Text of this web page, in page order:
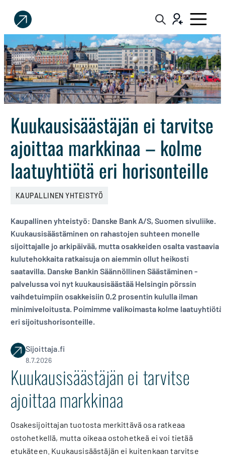
Sijoittaja.fi
Tee
parempia
sijoituspäätöksiä
Kuukausisäästäjän ei tarvitse
ajoittaa markkinaa – kolme
laatuyhtiötä eri horisonteille
KAUPALLINEN YHTEISTYÖ
Kaupallinen yhteistyö: Danske Bank A/S, Suomen sivuliike.
Kuukausisäästäminen on rahastojen suhteen monelle
sijoittajalle jo arkipäivää, mutta osakkeiden osalta vastaavia
kulutehokkaita ratkaisuja on aiemmin ollut heikosti
saatavilla. Danske Bankin Säännöllinen Säästäminen -
palvelussa voi nyt kuukausisäästää Helsingin pörssin
vaihdetuimpiin osakkeisiin 0,2 prosentin kululla ilman
minimiveloitusta. Poimimme valikoimasta kolme laatuyhtiötä
eri sijoitushorisonteille.
Sijoittaja.fi
8.7.2026
Kuukausisäästäjän ei tarvitse
ajoittaa markkinaa
Osakesijoittajan tuotosta merkittävä osa ratkeaa
ostohetkellä, mutta oikeaa ostohetkeä ei voi tietää
etukäteen. Kuukausisäästäjän ei kuitenkaan tarvitse